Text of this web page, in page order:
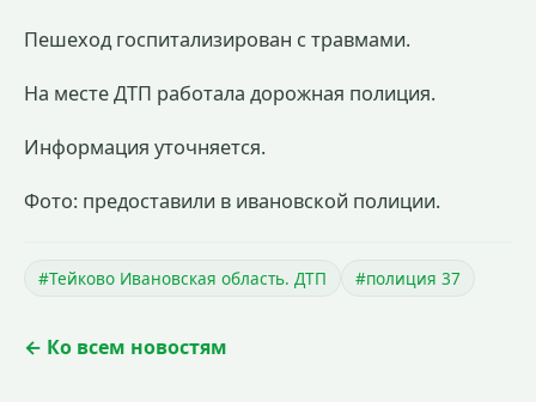
Пешеход госпитализирован с травмами.
На месте ДТП работала дорожная полиция.
Информация уточняется.
Фото: предоставили в ивановской полиции.
#Тейково Ивановская область. ДТП #полиция 37
← Ко всем новостям